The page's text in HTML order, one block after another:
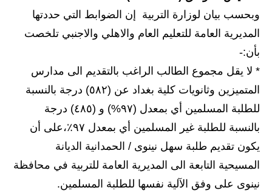
نتائج الامتحانات
المرحلة الابتدائية
المرحلة المتوسطة
المرحلة الاعدادية
اسئلة وزارية
المرحلة الابتدائية
المرحلة المتوسطة
وبحسب بيان لوزارة التربية إن الضوابط التي حددتها
المديرية العامة للتعليم العام والاهلي والاجنبي تلخصت
بأن:-
* لا يقل مجموع الطالب الراغب بالتقديم الى مدارس
المتميزين وثانويات كلية بغداد عن (٥٨٢) درجة بالنسبة
للطلبة المسلمين أي بمعدل (۹۷%) و (٤٨٥) درجة
بالنسبة للطلبة غير المسلمين أي بمعدل ٩٧٪،على أن
يكون تقديم طلبة سهل نينوى / الحمدانية الديانة
المسيحية التابعة الى المديرية العامة للتربية في محافظة
نينوى على وفق الآلية نفسها للطلبة المسلمين.